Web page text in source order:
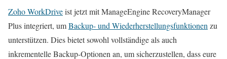
Zoho WorkDriveist jetzt mit ManageEngine RecoveryManager
Plus integriert, umBackup- und Wiederherstellungsfunktionen zu
unterstützen. Dies bietet sowohl vollständige als auch
inkrementelle Backup-Optionen an, um sicherzustellen, dass eure